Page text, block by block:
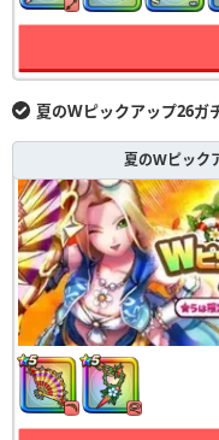
夏のWピックアップ26ガ
夏のWピック